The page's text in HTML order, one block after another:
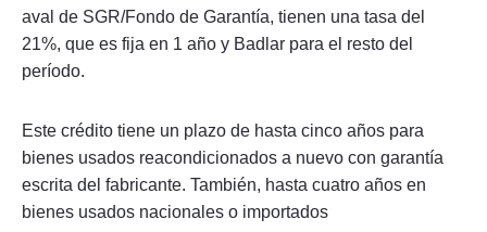
aval de SGR/Fondo de Garantía, tienen una tasa del
21%, que es fija en 1 año y Badlar para el resto del
período.
Este crédito tiene un plazo de hasta cinco años para
bienes usados reacondicionados a nuevo con garantía
escrita del fabricante. También, hasta cuatro años en
bienes usados nacionales o importados